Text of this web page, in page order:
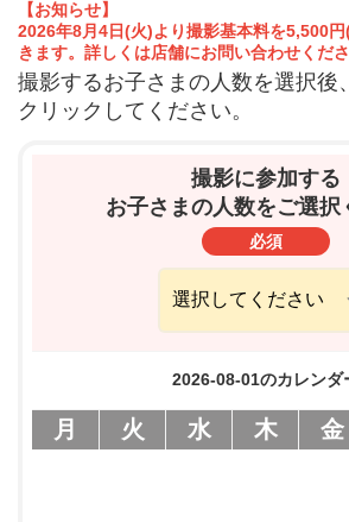
【お知らせ】
2026年8月4日(火)より撮影基本料を5,500
きます。詳しくは店舗にお問い合わせくださ
撮影するお子さまの人数を選択後
クリックしてください。
撮影に参加する
お子さまの人数をご選択
必須
2026-08-01のカレンダ
月 火 水 木 金